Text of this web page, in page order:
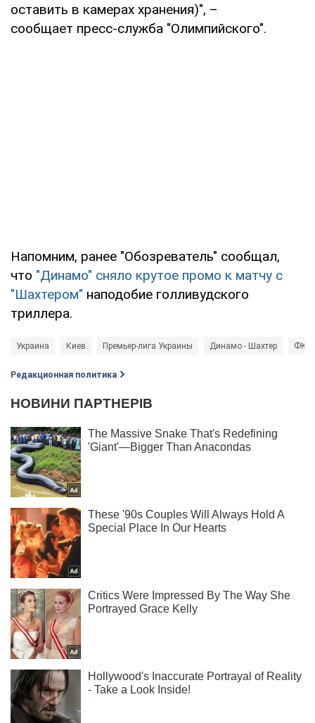
оставить в камерах хранения)", –
сообщает пресс-служба "Олимпийского".
Напомним, ранее "Обозреватель" сообщал,
что "Динамо" сняло крутое промо к матчу с
"Шахтером" наподобие голливудского
триллера.
Украина Киев Премьер-лига Украины Динамо - Шахтер ФК
Редакционная политика